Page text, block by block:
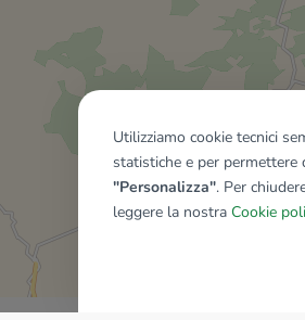
Utilizziamo cookie tecnici
statistiche e per permettere
"Personalizza". Per
leggere la nostra Cookie